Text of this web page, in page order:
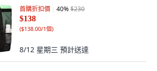
首購折扣價 40%$230
$138
($138.00/1個)
8/12 星期三 預計送達